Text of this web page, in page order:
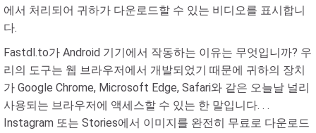
에서 처리되어 귀하가 다운로드할 수 있는 비디오를 표시합니
다.
Fastdl.to가 Android 기기에서 작동하는 이유는 무엇입니까? 우
리의 도구는 웹 브라우저에서 개발되었기 때문에 귀하의 장치
가 Google Chrome, Microsoft Edge, Safari와 같은 오늘날 널리
사용되는 브라우저에 액세스할 수 있는 한 말입니다. . .
Instagram 또는 Stories에서 이미지를 완전히 무료로 다운로드